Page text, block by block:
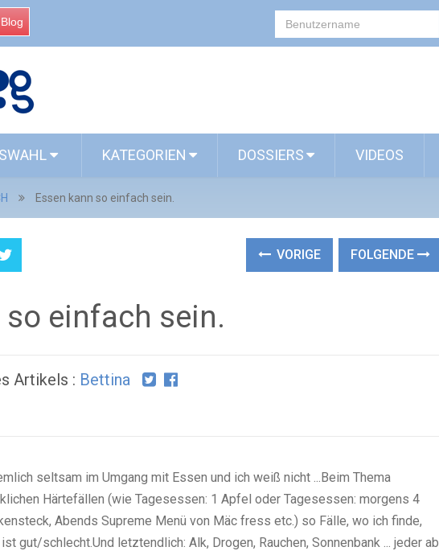
KATEGORIEN DOSSIERS VIDEOS
Essen kann so einfach sein.
VORIGE FOLGENDE
so einfach sein.
Artikels : Bettina
seltsam im Umgang mit Essen und ich weiß nicht ...Beim Thema
Härtefällen (wie Tagesessen: 1 Apfel oder Tagesessen: morgens 4
Abends Supreme Menü von Mäc fress etc.) so Fälle, wo ich finde,
ist gut/schlecht.Und letztendlich: Alk, Drogen, Rauchen, Sonnenbank ... jeder ab